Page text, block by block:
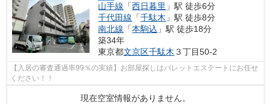
山手線 「西日暮里 」駅 徒歩6分
千代田線 「千駄木 」駅 徒歩8分
南北線 「本駒込 」駅 徒歩18分
築34年
東京都文京区千駄木 ３丁目50-2
【入居の審査通過率99％の実績】お部屋探しはパレットエステートにお任せ
ください！！
現在空室情報がありません。